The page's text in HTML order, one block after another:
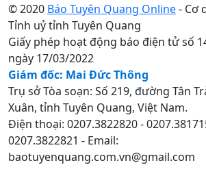
© 2020 Báo Tuyên Quang Online- Cơ
Tỉnh uỷ tỉnh Tuyên Quang
Giấy phép hoạt động báo điện tử số
ngày 17/03/2022
Giám đốc: Mai Đức Thông
Trụ sở Tòa soạn: Số 219, đường Tân
Xuân, tỉnh Tuyên Quang, Việt Nam.
Điện thoại: 0207.3822820 -
0207.3822821 - Email:
baotuyenquang.com.vn@gmail.com